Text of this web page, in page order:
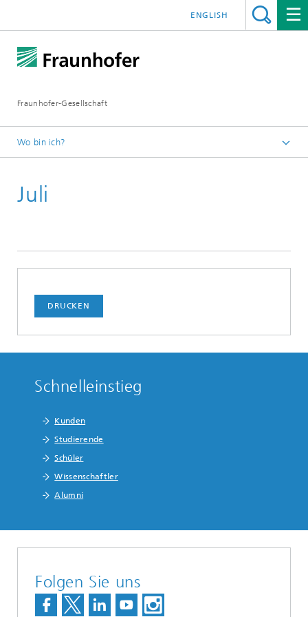
Fraunhofer-Gesellschaft
ENGLISH
Wo bin ich?
Juli
DRUCKEN
Schnelleinstieg
Kunden
Studierende
Schüler
Wissenschaftler
Alumni
Folgen Sie uns